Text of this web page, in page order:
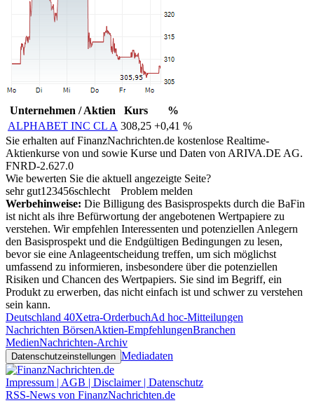
Unternehmen / Aktien Kurs
%
ALPHABET INC CL A 308,25 +0,41 %
Sie erhalten auf FinanzNachrichten.de kostenlose Realtime-
Aktienkurse von und sowie Kurse und Daten von ARIVA.DE AG.
FNRD-2.627.0
Wie bewerten Sie die aktuell angezeigte Seite?
sehr gut1 23456schlecht
Problem melden
Werbehinweise: Die Billigung des Basisprospekts durch die BaFin
ist nicht als ihre Befürwortung der angebotenen Wertpapiere zu
verstehen. Wir empfehlen Interessenten und potenziellen Anlegern
den Basisprospekt und die Endgültigen Bedingungen zu lesen,
bevor sie eine Anlageentscheidung treffen, um sich möglichst
umfassend zu informieren, insbesondere über die potenziellen
Risiken und Chancen des Wertpapiers. Sie sind im Begriff, ein
Produkt zu erwerben, das nicht einfach ist und schwer zu verstehen
sein kann.
Deutschland 40Xetra-OrderbuchAd hoc-Mitteilungen
Nachrichten BörsenAktien-EmpfehlungenBranchen
MedienNachrichten-Archiv
Datenschutzeinstellungen Mediadaten
Impressum | AGB | Disclaimer | Datenschutz
RSS-News von FinanzNachrichten.de